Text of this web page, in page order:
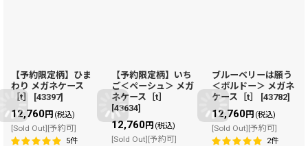
【予約限定柄】ひま
わり メガネケース
［t］
[43397]
12,760円 (税込)
[Sold Out][予約可]
5件
【予約限定柄】いち
ご＜ペーシュ＞ メガ
ネケース［t］
[43634]
12,760円 (税込)
[Sold Out][予約可]
ブルーベリーは願う
＜ボルドー＞ メガネ
ケース［t］
[43782]
12,760円 (税込)
[Sold Out][予約可]
2件